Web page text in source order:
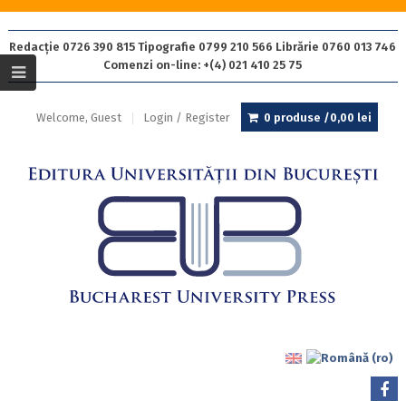
Redacție 0726 390 815 Tipografie 0799 210 566 Librărie 0760 013 746
Comenzi on-line: +(4) 021 410 25 75
Welcome, Guest Login / Register 0 produse /0,00 lei